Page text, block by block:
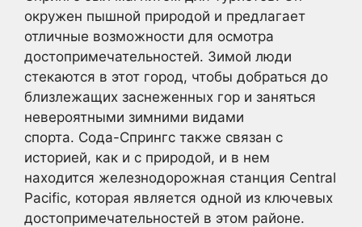
окружен пышной природой и предлагает
отличные возможности для осмотра
достопримечательностей. Зимой люди
стекаются в этот город, чтобы добраться до
близлежащих заснеженных гор и заняться
невероятными зимними видами
спорта. Сода-Спрингс также связан с
историей, как и с природой, и в нем
находится железнодорожная станция Central
Pacific, которая является одной из ключевых
достопримечательностей в этом районе.